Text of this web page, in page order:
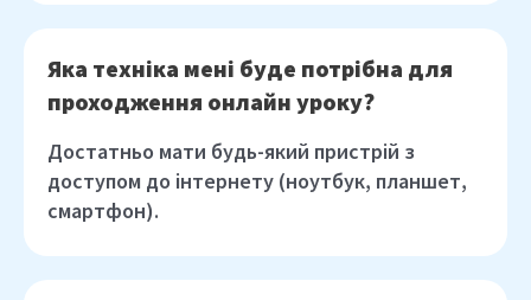
Яка техніка мені буде потрібна для
проходження онлайн уроку?
Достатньо мати будь-який пристрій з
доступом до інтернету (ноутбук, планшет,
смартфон).